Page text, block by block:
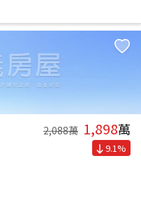
2,088萬 1,898萬
9.1%